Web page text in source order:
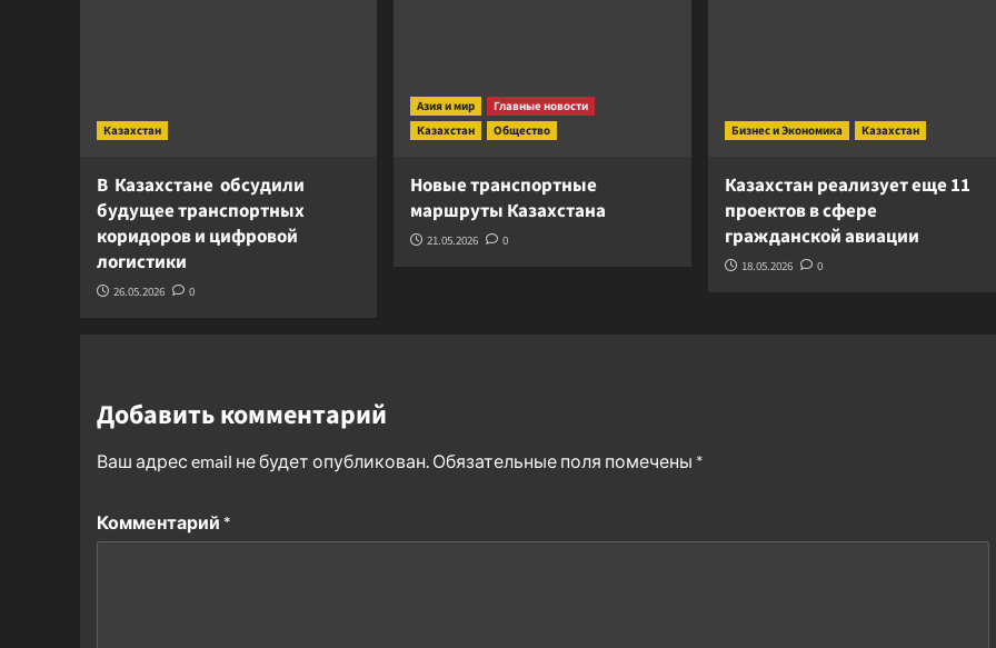
Казахстан
В Казахстане обсудили
будущее транспортных
коридоров и цифровой
логистики
26.05.2026 0
Азия и мир
Главные новости
Казахстан
Общество
Новые транспортные
маршруты Казахстана
21.05.2026 0
Бизнес и Экономика Казахстан
Казахстан реализует еще 11
проектов в сфере
гражданской авиации
18.05.2026 0
Добавить комментарий
Ваш адрес email не будет опубликован. Обязательные поля помечены *
Комментарий *